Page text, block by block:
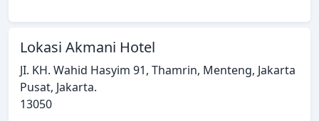
Lokasi Akmani Hotel
JI. KH. Wahid Hasyim 91, Thamrin, Menteng, Jakarta
Pusat, Jakarta.
13050